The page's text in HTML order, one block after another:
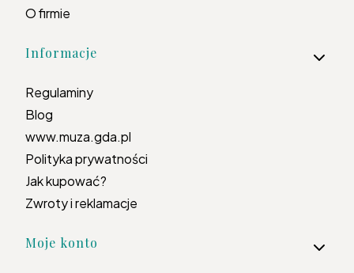
O firmie
Informacje
Regulaminy
Blog
www.muza.gda.pl
Polityka prywatności
Jak kupować?
Zwroty i reklamacje
Moje konto